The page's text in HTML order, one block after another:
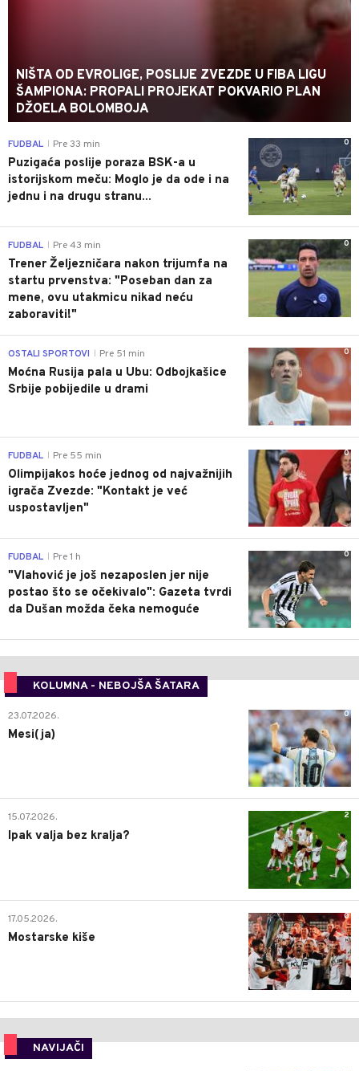
NIŠTA OD EVROLIGE, POSLIJE ZVEZDE U FIBA LIGU
ŠAMPIONA: PROPALI PROJEKAT POKVARIO PLAN
DŽOELA BOLOMBOJA
0
FUDBAL Pre 33 min
Puzigaća poslije poraza BSK-a u
istorijskom meču: Moglo je da ode i na
jednu i na drugu stranu...
0
FUDBAL Pre 43 min
Trener Željezničara nakon trijumfa na
startu prvenstva: "Poseban dan za
mene, ovu utakmicu nikad neću
zaboraviti!"
0
OSTALI SPORTOVI Pre 51 min
Moćna Rusija pala u Ubu: Odbojkašice
Srbije pobijedile u drami
0
FUDBAL Pre 55 min
Olimpijakos hoće jednog od najvažnijih
igrača Zvezde: "Kontakt je već
uspostavljen"
0
FUDBAL Pre 1 h
"Vlahović je još nezaposlen jer nije
postao što se očekivalo": Gazeta tvrdi
da Dušan možda čeka nemoguće
KOLUMNA - NEBOJŠA ŠATARA
0
23.07.2026.
Mesi(ja)
2
15.07.2026.
Ipak valja bez kralja?
0
17.05.2026.
Mostarske kiše
NAVIJAČI